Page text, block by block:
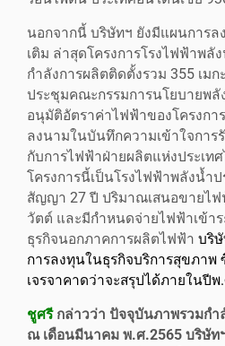
นอกจากนี้ บริษัทฯ ยังมีแผนการล
เติม ล่าสุดโครงการโรงไฟฟ้าพลั
กำลังการผลิตติดตั้งรวม 355 เม
ประชุมคณะกรรมการนโยบายพ
อนุมัติอัตราค่าไฟฟ้าของโครงกา
ลงนามในบันทึกความเข้าใจการ
กับการไฟฟ้าฝ่ายผลิตแห่งประเท
โครงการนี้เป็นโรงไฟฟ้าพลังน้ำป
สัญญา 27 ปี ปริมาณเสนอขายไฟ
วัตต์ และมีกำหนดจ่ายไฟฟ้าเข้า
ธุรกิจนอกภาคการผลิตไฟฟ้า บริ
การลงทุนในธุรกิจบริการสุขภาพ
เจรจาคาดว่าจะสรุปได้ภายในปี
ชูศรี กล่าวว่า ปัจจุบันภาพรวมก
ณ เดือนมีนาคม พ.ศ.2565 บริษัท